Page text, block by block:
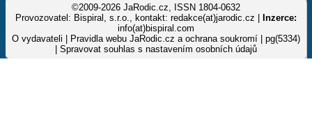
©2009-2026 JaRodic.cz, ISSN 1804-0632
Provozovatel: Bispiral, s.r.o., kontakt: redakce(at)jarodic.cz |
Inzerce:
info(at)bispiral.com
O vydavateli
Pravidla webu JaRodic.cz a ochrana soukromí | pg(5334)
Spravovat souhlas s nastavením osobních údajů